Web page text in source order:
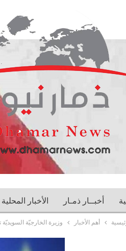
أخبــار ذمـار الأخبار المحلية
أهم الأخبار وزيرة الخارجيّة